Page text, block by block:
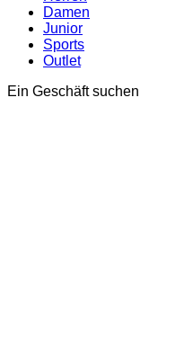
Damen
Junior
Sports
Outlet
Ein Geschäft suchen